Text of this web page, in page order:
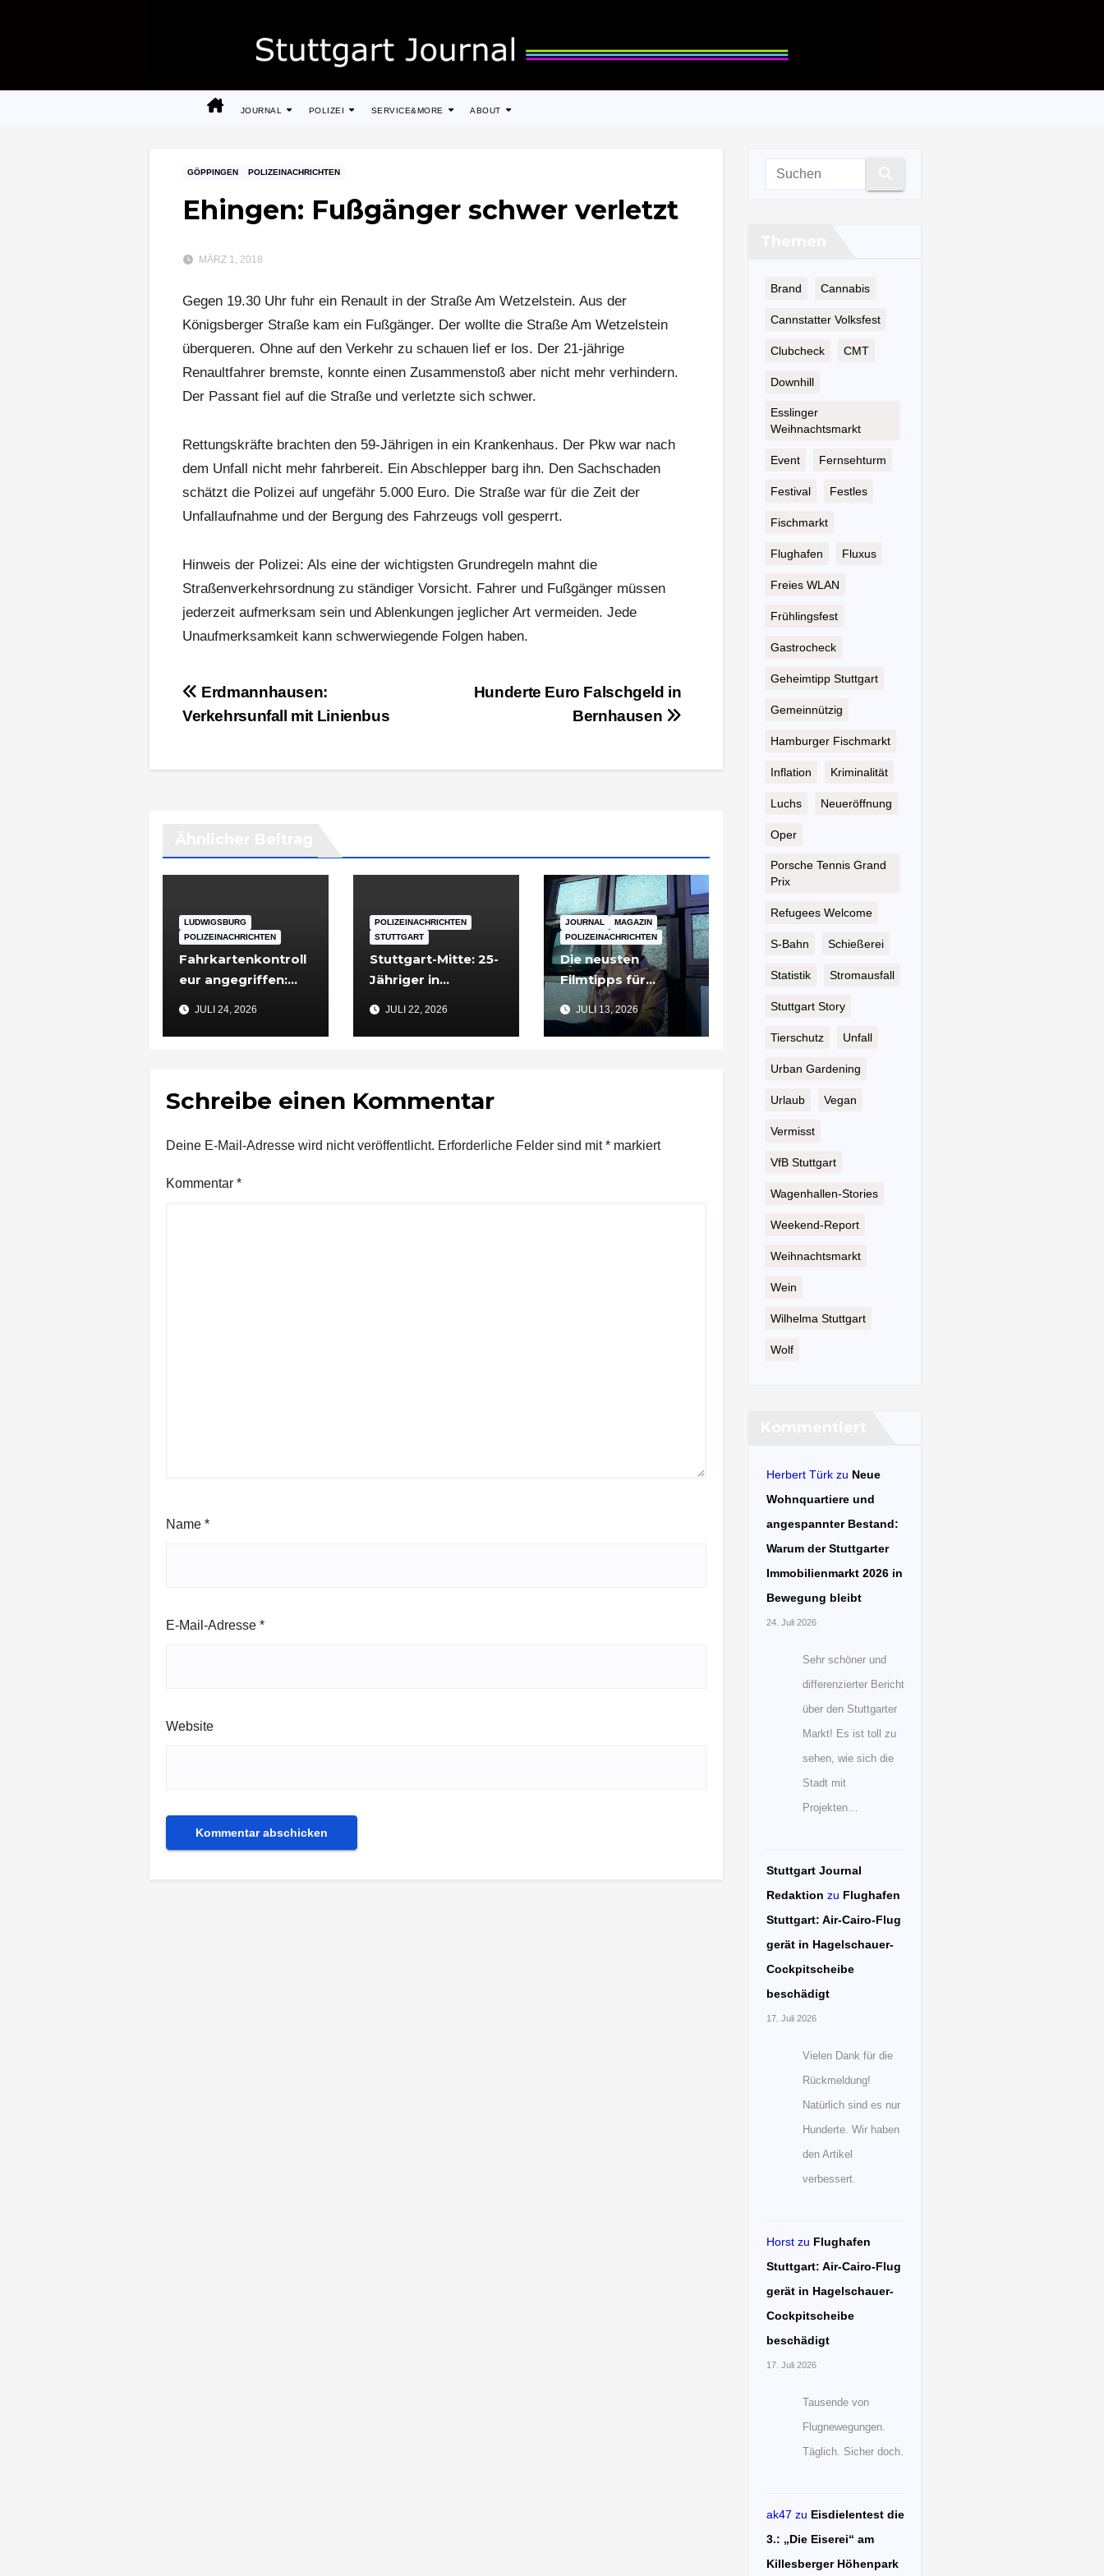
JOURNAL POLIZEI SERVICE&MORE ABOUT
GÖPPINGEN POLIZEINACHRICHTEN
Ehingen: Fußgänger schwer verletzt
MÄRZ 1, 2018
Gegen 19.30 Uhr fuhr ein Renault in der Straße Am Wetzelstein. Aus der
Königsberger Straße kam ein Fußgänger. Der wollte die Straße Am Wetzelstein
überqueren. Ohne auf den Verkehr zu schauen lief er los. Der 21-jährige
Renaultfahrer bremste, konnte einen Zusammenstoß aber nicht mehr verhindern.
Der Passant fiel auf die Straße und verletzte sich schwer.
Rettungskräfte brachten den 59-Jährigen in ein Krankenhaus. Der Pkw war nach
dem Unfall nicht mehr fahrbereit. Ein Abschlepper barg ihn. Den Sachschaden
schätzt die Polizei auf ungefähr 5.000 Euro. Die Straße war für die Zeit der
Unfallaufnahme und der Bergung des Fahrzeugs voll gesperrt.
Hinweis der Polizei: Als eine der wichtigsten Grundregeln mahnt die
Straßenverkehrsordnung zu ständiger Vorsicht. Fahrer und Fußgänger müssen
jederzeit aufmerksam sein und Ablenkungen jeglicher Art vermeiden. Jede
Unaufmerksamkeit kann schwerwiegende Folgen haben.
Beitragsnavigation
Hunderte Euro Falschgeld in
Bernhausen
Erdmannhausen:
Verkehrsunfall mit Linienbus
LUDWIGSBURG
POLIZEINACHRICHTEN
Fahrkartenkontroll
eur angegriffen:
Ludwigsburg in
JULI 24, 2026
POLIZEINACHRICHTEN
STUTTGART
Stuttgart-Mitte: 25-
Jähriger in
verletzt
JULI 22, 2026
JOURNAL
MAGAZIN
POLIZEINACHRICHTEN
Die neusten
Filmtipps für
Sommerabende
JULI 13, 2026
Schreibe einen Kommentar
Deine E-Mail-Adresse wird nicht veröffentlicht. Erforderliche Felder sind mit* markiert
Kommentar *
Name *
E-Mail-Adresse *
Website
Brand Cannabis
Cannstatter Volksfest
Clubcheck CMT
Downhill
Esslinger
Weihnachtsmarkt
Event Fernsehturm
Festival Festles
Fischmarkt
Flughafen Fluxus
Freies WLAN
Frühlingsfest
Gastrocheck
Geheimtipp Stuttgart
Gemeinnützig
Hamburger Fischmarkt
Inflation Kriminalität
Luchs Neueröffnung
Oper
Porsche Tennis Grand
Prix
Refugees Welcome
S-Bahn Schießerei
Statistik Stromausfall
Stuttgart Story
Tierschutz Unfall
Urban Gardening
Urlaub Vegan
Vermisst
VfB Stuttgart
Wagenhallen-Stories
Weekend-Report
Weihnachtsmarkt
Wein
Wilhelma Stuttgart
Wolf
Herbert Türkzu Neue
Wohnquartiere und
angespannter Bestand:
Warum der Stuttgarter
Immobilienmarkt 2026 in
Bewegung bleibt
24. Juli 2026
Sehr schöner und
differenzierter Bericht
über den Stuttgarter
Markt! Es ist toll zu
sehen, wie sich die
Stadt mit
Projekten…
Stuttgart Journal
Redaktion zu Flughafen
Stuttgart: Air-Cairo-Flug
gerät in Hagelschauer-
Cockpitscheibe
beschädigt
17. Juli 2026
Vielen Dank für die
Rückmeldung!
Natürlich sind es nur
Hunderte. Wir haben
den Artikel
verbessert.
Horstzu Flughafen
Stuttgart: Air-Cairo-Flug
gerät in Hagelschauer-
Cockpitscheibe
beschädigt
17. Juli 2026
Tausende von
Flugnewegungen.
Täglich. Sicher doch.
ak47 zu Eisdielentest die
3.: „Die Eiserei“ am
Killesberger Höhenpark